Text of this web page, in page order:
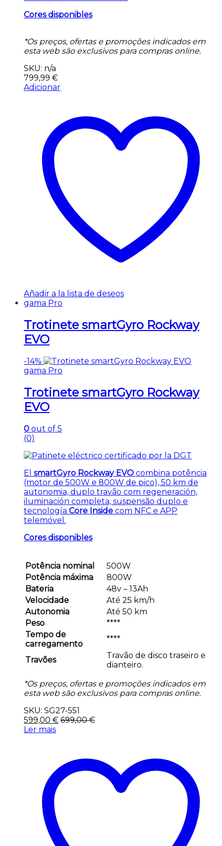
Cores disponibles
*Os preços, ofertas e promoções indicados em
esta web são exclusivos para compras online.
SKU: n/a
799,99 €
Adicionar
Añadir a la lista de deseos
gama Pro
Trotinete smartGyro Rockway
EVO
-14%
gama Pro
Trotinete smartGyro Rockway
EVO
0 out of 5
(0)
El smartGyro Rockway EVO combina potência
(motor de 500W e 800W de pico), 50 km de
autonomia, duplo travão com regeneración,
iluminación completa, suspensão duplo e
tecnología Core Inside com NFC e APP
telemóvel.
Cores disponibles
Potência nominal
500W
Potência máxima
800W
Bateria
48v – 13Ah
Velocidade
Até 25 km/h
Autonomia
Até 50 km
Peso
****
Tempo de
carregamento
****
Travões
Travão de disco traseiro e
dianteiro.
*Os preços, ofertas e promoções indicados em
esta web são exclusivos para compras online.
SKU: SG27-551
599,00 € 699,00€
Ler mais